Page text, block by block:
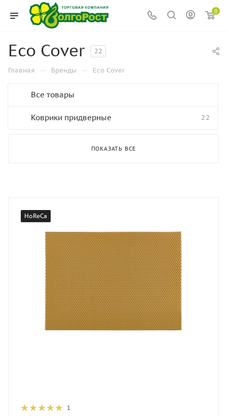
0
Eco Cover 22
Главная — Бренды — Eco Cover
Все товары
Коврики придверные 22
ПОКАЗАТЬ ВСЕ
HoReCa
1